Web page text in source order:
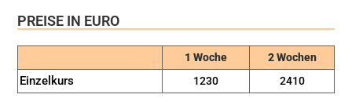
PREISE IN EURO
1 Woche 2 Wochen
Einzelkurs 1230 2410